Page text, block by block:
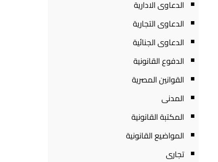
الدعاوى الادارية
الدعاوى التجارية
الدعاوى الجنائية
الدفوع القانونية
القوانين المصرية
المدنى
المكتبة القانونية
المواضيع القانونية
تجارى